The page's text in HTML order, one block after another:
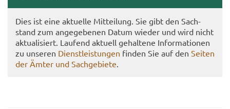
Dies ist eine ak­tu­el­le Mit­tei­lung. Sie gibt den Sach­
stand zum an­ge­ge­be­nen Datum wie­der und wird nicht
ak­tua­li­siert. Lau­fend ak­tu­ell ge­hal­te­ne In­for­ma­tio­nen
zu un­se­ren Dienst­leis­tun­gen fin­den Sie auf den Sei­ten
der Ämter und Sach­ge­bie­te